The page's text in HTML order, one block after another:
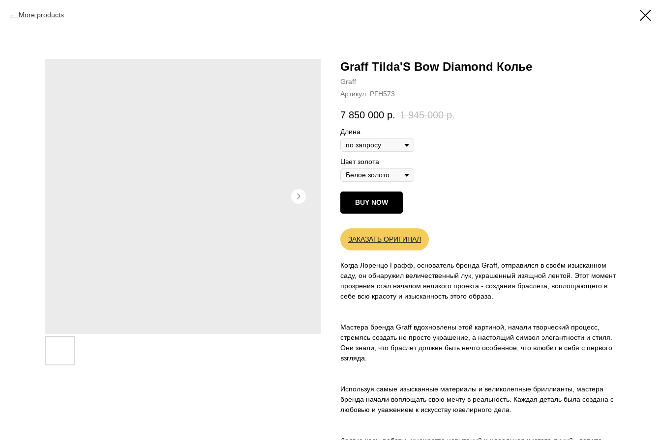
More products
Graff Tilda'S Bow Diamond Колье
Graff
Артикул: РГН573
7 850 000 р. 1 945 000 р.
Длина
Цвет золота
BUY NOW
ЗАКАЗАТЬ ОРИГИНАЛ
Когда Лоренцо Графф, основатель бренда Graff, отправился в своём изысканном
саду, он обнаружил величественный лук, украшенный изящной лентой. Этот момент
прозрения стал началом великого проекта - создания браслета, воплощающего в
себе всю красоту и изысканность этого образа.
Мастера бренда Graff вдохновлены этой картиной, начали творческий процесс,
стремясь создать не просто украшение, а настоящий символ элегантности и стиля.
Они знали, что браслет должен быть нечто особенное, что влюбит в себя с первого
взгляда.
Используя самые изысканные материалы и великолепные бриллианты, мастера
бренда начали воплощать свою мечту в реальность. Каждая деталь была создана с
любовью и уважением к искусству ювелирного дела.